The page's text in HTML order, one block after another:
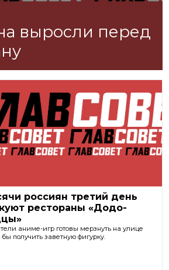
выросли перед
россиян третий день
рестораны «Додо-
аниме-игр готовы мерзнуть на улице
получить заветную фигурку.